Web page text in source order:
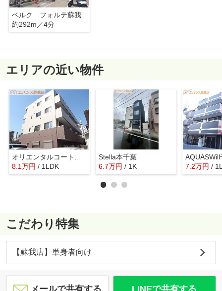
ベルク フォルテ蘇我
約292m／4分
エリアの近い物件
8.1万円 / 1LDK
Stella本千葉
6.7万円 / 1K
AQUASWill
7.2万円 /
こだわり特集
【蘇我店】単身者向け